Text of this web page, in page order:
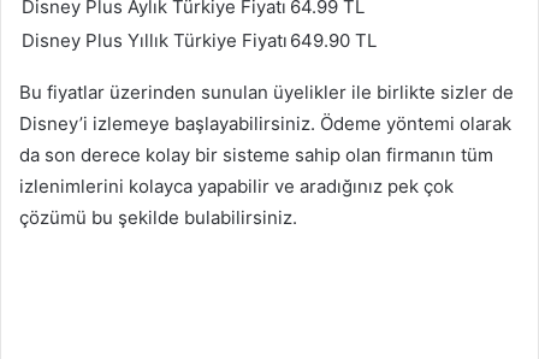
Disney Plus Aylık Türkiye Fiyatı 64.99 TL
Disney Plus Yıllık Türkiye Fiyatı 649.90 TL
Bu fiyatlar üzerinden sunulan üyelikler ile birlikte sizler de
Disney’i izlemeye başlayabilirsiniz. Ödeme yöntemi olarak
da son derece kolay bir sisteme sahip olan firmanın tüm
izlenimlerini kolayca yapabilir ve aradığınız pek çok
çözümü bu şekilde bulabilirsiniz.